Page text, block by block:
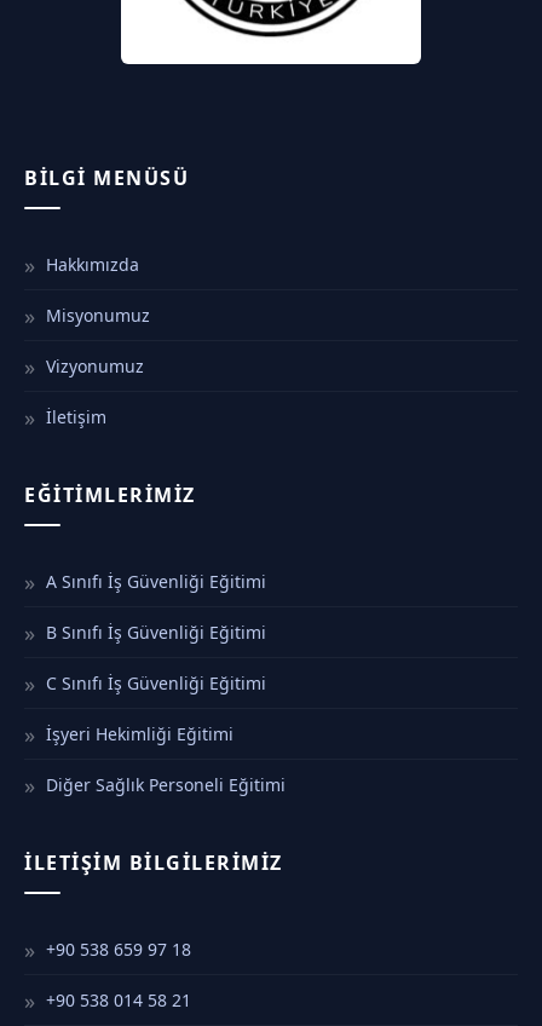
BILGI MENÜSÜ
Hakkımızda
Misyonumuz
Vizyonumuz
İletişim
EĞITIMLERIMIZ
A Sınıfı İş Güvenliği Eğitimi
B Sınıfı İş Güvenliği Eğitimi
C Sınıfı İş Güvenliği Eğitimi
İşyeri Hekimliği Eğitimi
Diğer Sağlık Personeli Eğitimi
İLETIŞIM BILGILERIMIZ
+90 538 659 97 18
+90 538 014 58 21